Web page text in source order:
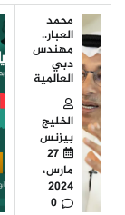
محمد
العبار..
مهندس
دبي
العالمية
الخليج
بيزنس
27
مارس،
2024
0